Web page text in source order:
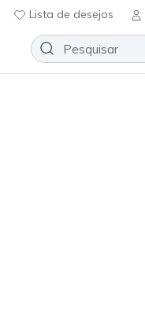
Lista de desejos